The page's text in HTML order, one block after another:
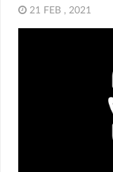
21 FEB , 2021